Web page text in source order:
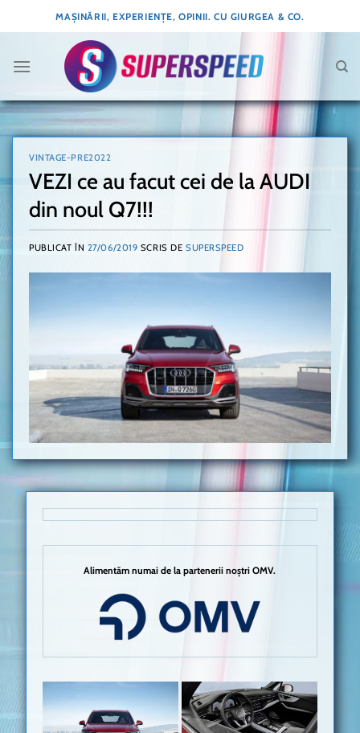
to
MAȘINĂRII, EXPERIENȚE, OPINII. CU GIURGEA & CO.
VINTAGE-PRE2022
VEZI ce au facut cei de la AUDI
din noul Q7!!!
PUBLICAT ÎN 27/06/2019 SCRIS DE SUPERSPEED
Alimentăm numai de la partenerii noștri OMV.